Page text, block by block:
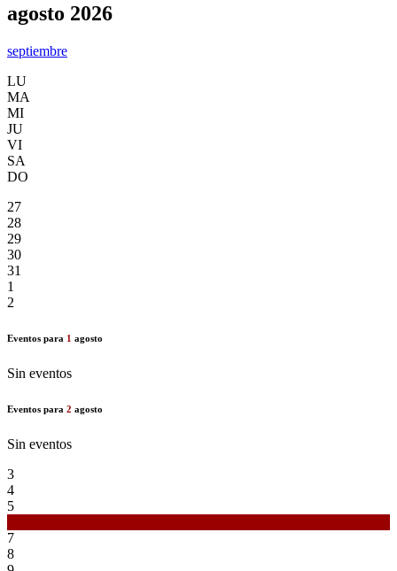
agosto 2026
septiembre
LU
MA
MI
JU
VI
SA
DO
27
28
29
30
31
1
2
Eventos para 1 agosto
Sin eventos
Eventos para 2 agosto
Sin eventos
3
4
5
7
8